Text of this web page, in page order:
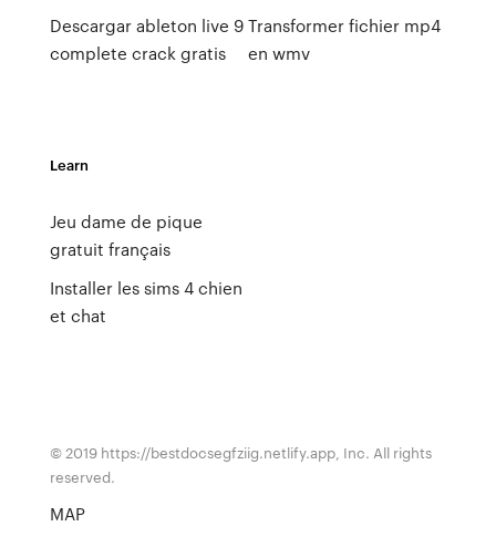
Descargar ableton live 9
complete crack gratis
Transformer fichier mp4
en wmv
Learn
Jeu dame de pique
gratuit français
Installer les sims 4 chien
et chat
© 2019 https://bestdocsegfziig.netlify.app, Inc. All rights
reserved.
MAP